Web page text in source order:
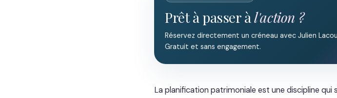
Prêt à passer àl'action ?
Réservez directement un créneau avec Julien
Gratuit et sans engagement.
La planification patrimoniale est une discipline